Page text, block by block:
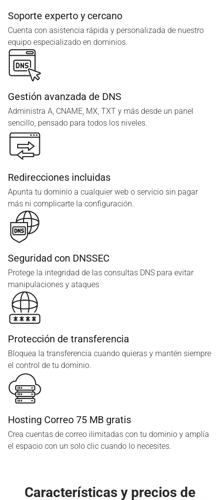
Soporte experto y cercano
Cuenta con asistencia rápida y personalizada de nuestro
equipo especializado en dominios.
Gestión avanzada de DNS
Administra A, CNAME, MX, TXT y más desde un panel
sencillo, pensado para todos los niveles.
Redirecciones incluidas
Apunta tu dominio a cualquier web o servicio sin pagar
más ni complicarte la configuración.
Seguridad con DNSSEC
Protege la integridad de las consultas DNS para evitar
manipulaciones y ataques
Protección de transferencia
Bloquea la transferencia cuando quieras y mantén siempre
el control de tu dominio.
Hosting Correo 75 MB gratis
Crea cuentas de correo ilimitadas con tu dominio y amplía
el espacio con un solo clic cuando lo necesites.
Características y precios de